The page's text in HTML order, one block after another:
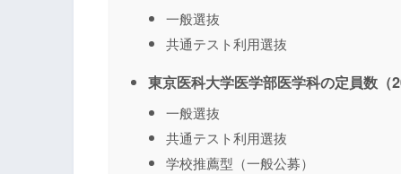
一般選抜
共通テスト利用選抜
東京医科大学医学部医学科の定員数（
一般選抜
共通テスト利用選抜
学校推薦型（一般公募）